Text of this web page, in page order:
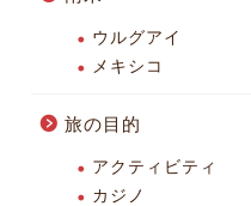
ウルグアイ
メキシコ
旅の目的
アクティビティ
カジノ